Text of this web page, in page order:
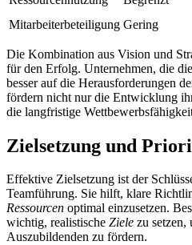
Mitarbeiterbeteiligung Gering
Die Kombination aus Vision und
für den Erfolg. Unternehmen, die
besser auf die Herausforderungen
fördern nicht nur die Entwicklung
die langfristige
Zielsetzung und
Effektive Zielsetzung ist der
Teamführung. Sie hilft, klare
Ressourcen optimal einzusetzen.
wichtig, realistische Ziele zu
Auszubildenden zu fördern.